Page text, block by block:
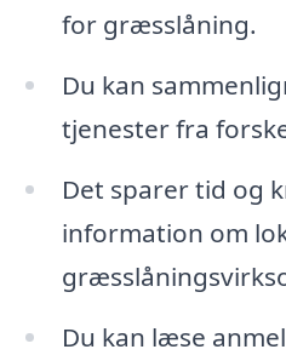
for græsslåning.
Du kan
tjenester fra
Det sparer tid og
information om
Du kan læse